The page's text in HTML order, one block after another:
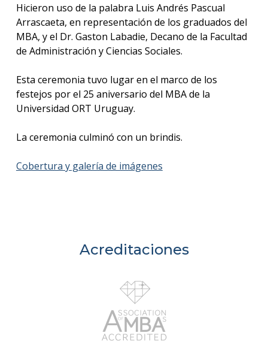
Hicieron uso de la palabra Luis Andrés Pascual
Arrascaeta, en representación de los graduados del
MBA, y el Dr. Gaston Labadie, Decano de la Facultad
de Administración y Ciencias Sociales.
Esta ceremonia tuvo lugar en el marco de los
festejos por el 25 aniversario del MBA de la
Universidad ORT Uruguay.
La ceremonia culminó con un brindis.
Cobertura y galería de imágenes
Acreditaciones